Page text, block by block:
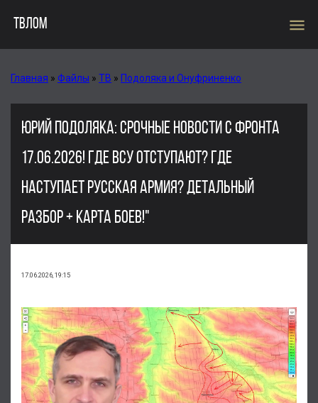
ТВЛОМ menu
Главная » Файлы » ТВ » Подоляка и Онуфриненко
ЮРИЙ ПОДОЛЯКА: СРОЧНЫЕ НОВОСТИ С ФРОНТА
17.06.2026! ГДЕ ВСУ ОТСТУПАЮТ? ГДЕ
НАСТУПАЕТ РУССКАЯ АРМИЯ? ДЕТАЛЬНЫЙ
РАЗБОР + КАРТА БОЕВ!"
17.06.2026, 19:15